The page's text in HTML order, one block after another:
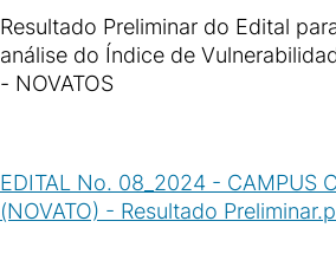
Resultado Preliminar do Edital
análise do Índice de
- NOVATOS
EDITAL No. 08_2024 - CAMPUS
(NOVATO) - Resultado